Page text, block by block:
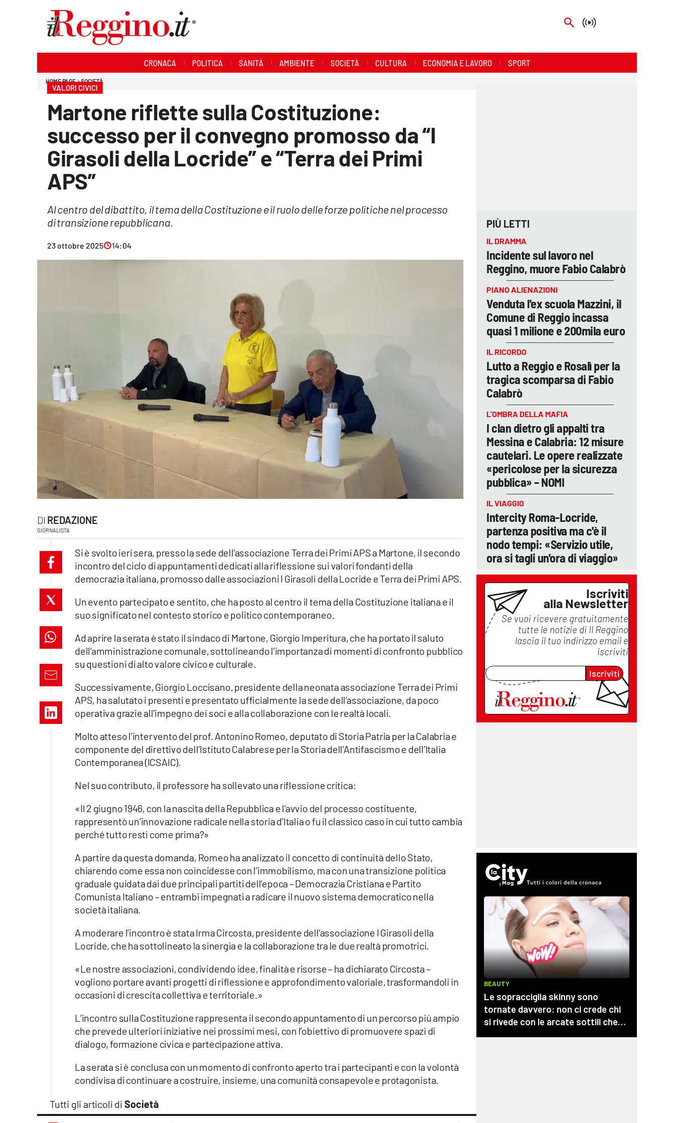
Economia e lavoro
cosenzachannel.it
lacapitalenews.it
Vai
CRONACA POLITICA SANITÀ AMBIENTE SOCIETÀ CULTURA ECONOMIA E LAVORO SPORT
HOME PAGE SOCIETÀ
VALORI CIVICI
Martone riflette sulla Costituzione:
successo per il convegno promosso da “I
Girasoli della Locride” e “Terra dei Primi
APS”
Al centro del dibattito, il tema della Costituzione e il ruolo delle forze politiche nel processo
di transizione repubblicana.
23 ottobre 2025 14:04
REDAZIONE
GIORNALISTA
Tutti gli articoli di Società
Si è svolto ieri sera, presso la sede dell’associazione Terra dei Primi APS a Martone, il secondo
incontro del ciclo di appuntamenti dedicati alla riflessione sui valori fondanti della
democrazia italiana, promosso dalle associazioni I Girasoli della Locride e Terra dei Primi APS.
Un evento partecipato e sentito, che ha posto al centro il tema della Costituzione italiana e il
suo significato nel contesto storico e politico contemporaneo.
Ad aprire la serata è stato il sindaco di Martone, Giorgio Imperitura, che ha portato il saluto
dell’amministrazione comunale, sottolineando l’importanza di momenti di confronto pubblico
su questioni di alto valore civico e culturale.
Successivamente, Giorgio Loccisano, presidente della neonata associazione Terra dei Primi
APS, ha salutato i presenti e presentato ufficialmente la sede dell’associazione, da poco
operativa grazie all’impegno dei soci e alla collaborazione con le realtà locali.
Molto atteso l’intervento del prof. Antonino Romeo, deputato di Storia Patria per la Calabria e
componente del direttivo dell’Istituto Calabrese per la Storia dell’Antifascismo e dell’Italia
Contemporanea (ICSAIC).
Nel suo contributo, il professore ha sollevato una riflessione critica:
«Il 2 giugno 1946, con la nascita della Repubblica e l’avvio del processo costituente,
rappresentò un’innovazione radicale nella storia d’Italia o fu il classico caso in cui tutto cambia
perché tutto resti come prima?»
A partire da questa domanda, Romeo ha analizzato il concetto di continuità dello Stato,
chiarendo come essa non coincidesse con l’immobilismo, ma con una transizione politica
graduale guidata dai due principali partiti dell’epoca – Democrazia Cristiana e Partito
Comunista Italiano – entrambi impegnati a radicare il nuovo sistema democratico nella
società italiana.
A moderare l’incontro è stata Irma Circosta, presidente dell’associazione I Girasoli della
Locride, che ha sottolineato la sinergia e la collaborazione tra le due realtà promotrici.
«Le nostre associazioni, condividendo idee, finalità e risorse – ha dichiarato Circosta –
vogliono portare avanti progetti di riflessione e approfondimento valoriale, trasformandoli in
occasioni di crescita collettiva e territoriale.»
L’incontro sulla Costituzione rappresenta il secondo appuntamento di un percorso più ampio
che prevede ulteriori iniziative nei prossimi mesi, con l’obiettivo di promuovere spazi di
dialogo, formazione civica e partecipazione attiva.
La serata si è conclusa con un momento di confronto aperto tra i partecipanti e con la volontà
condivisa di continuare a costruire, insieme, una comunità consapevole e protagonista.
PIÙ LETTI
IL DRAMMA
Incidente sul lavoro nel
Reggino, muore Fabio Calabrò
PIANO ALIENAZIONI
Venduta l'ex scuola Mazzini, il
Comune di Reggio incassa
quasi 1 milione e 200mila euro
IL RICORDO
Lutto a Reggio e Rosalì per la
tragica scomparsa di Fabio
Calabrò
L’OMBRA DELLA MAFIA
I clan dietro gli appalti tra
Messina e Calabria: 12 misure
cautelari. Le opere realizzate
«pericolose per la sicurezza
pubblica» – NOMI
IL VIAGGIO
Intercity Roma-Locride,
partenza positiva ma c'è il
nodo tempi: «Servizio utile,
ora si tagli un'ora di viaggio»
Iscriviti
alla Newsletter
Se vuoi ricevere gratuitamente
tutte le notizie di Il Reggino
lascia il tuo indirizzo email e
iscriviti
Iscriviti